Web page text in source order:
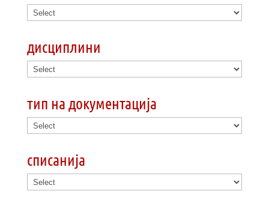
дисциплини
тип на документација
списанија